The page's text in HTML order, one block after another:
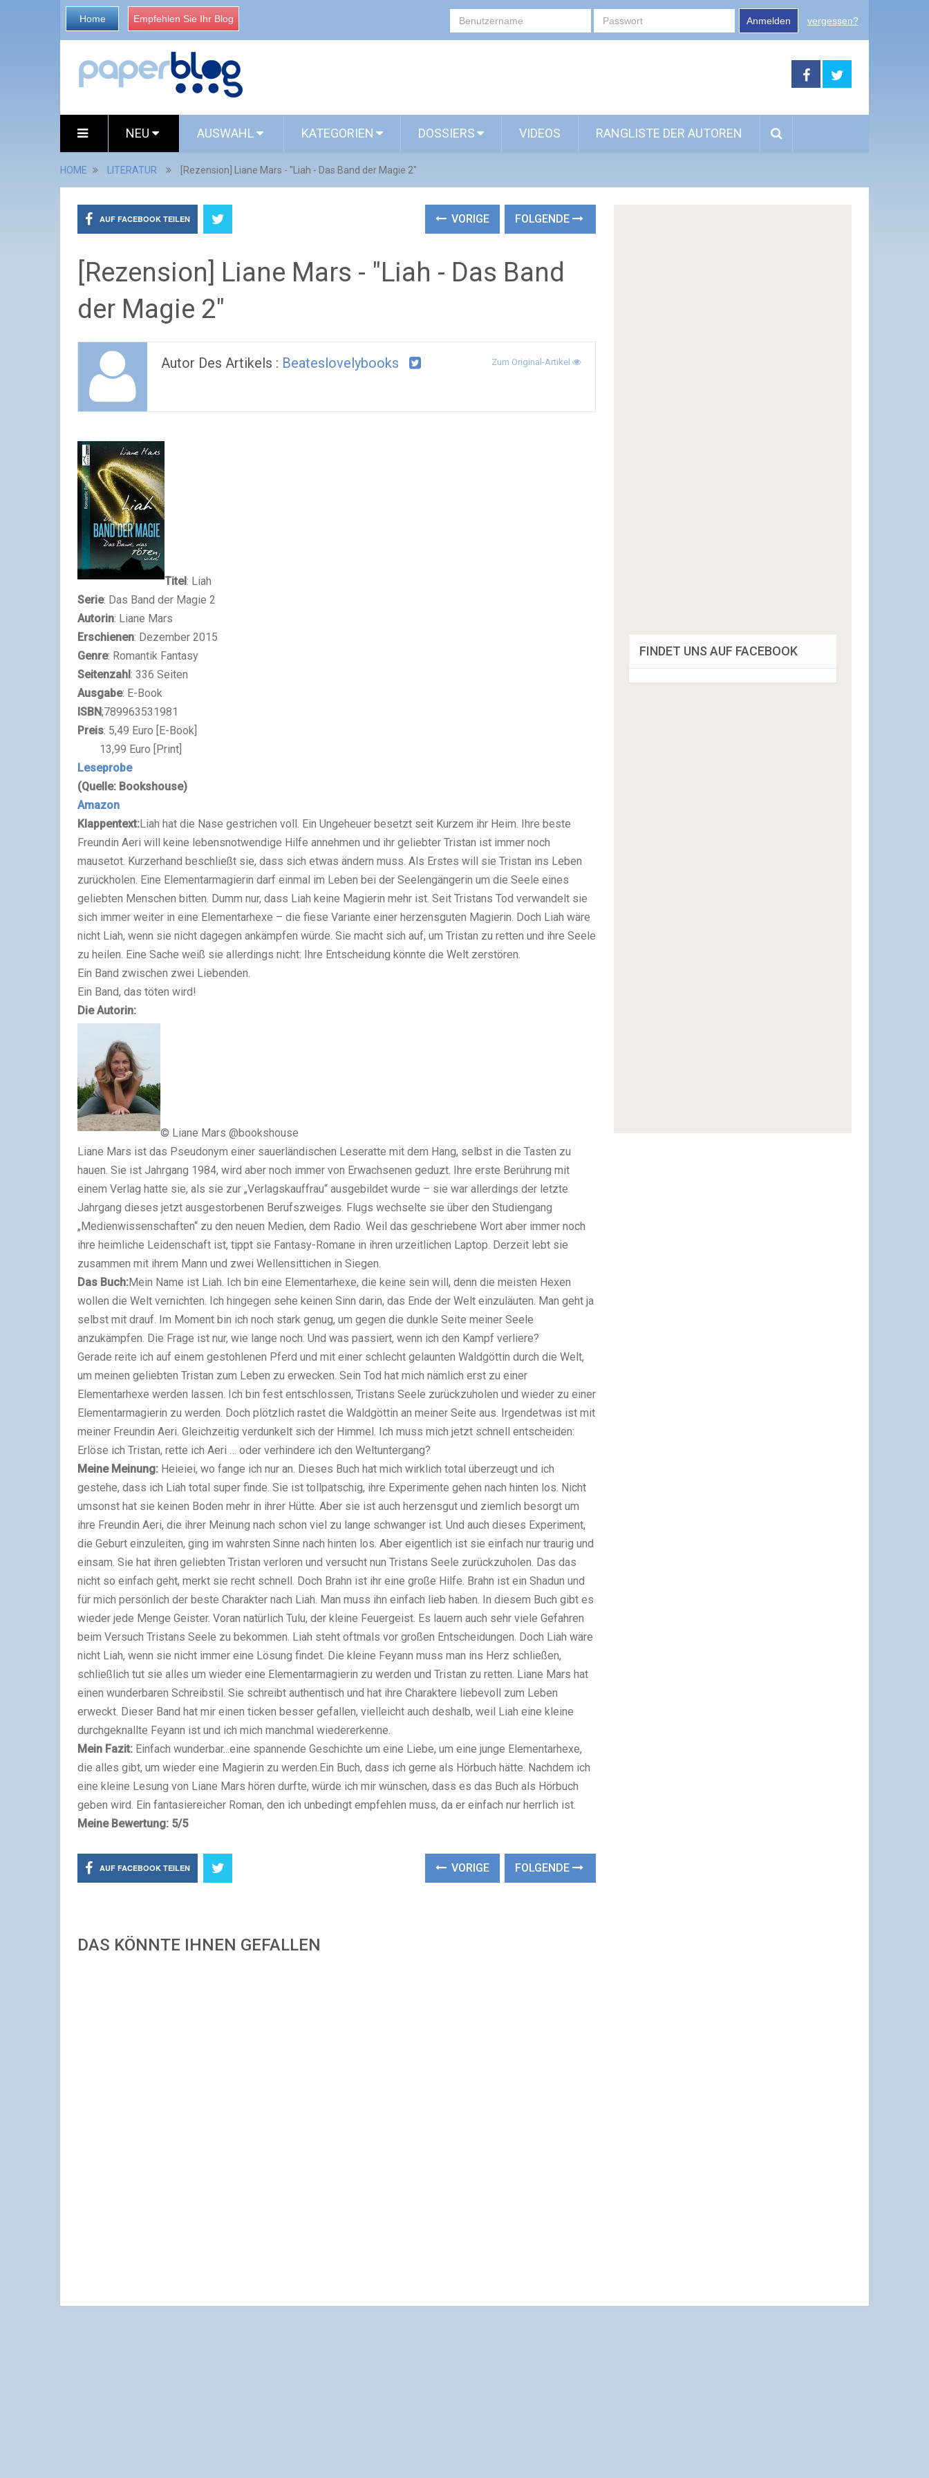
Home Empfehlen Sie Ihr Blog Anmelden vergessen?
NEU AUSWAHL KATEGORIEN DOSSIERS VIDEOS RANGLISTE DER AUTOREN
HOME LITERATUR [Rezension] Liane Mars - "Liah - Das Band der Magie 2"
AUF FACEBOOK TEILEN VORIGE FOLGENDE
[Rezension] Liane Mars - "Liah - Das Band
der Magie 2"
Autor Des Artikels : Beateslovelybooks Zum Original-Artikel
Titel: Liah
Serie: Das Band der Magie 2
Autorin: Liane Mars
Erschienen: Dezember 2015
Genre: Romantik Fantasy
Seitenzahl: 336 Seiten
Ausgabe: E-Book
ISBN;789963531981
Preis: 5,49 Euro [E-Book]
13,99 Euro [Print]
Leseprobe
(Quelle: Bookshouse)
Amazon
Klappentext:Liah hat die Nase gestrichen voll. Ein Ungeheuer besetzt seit Kurzem ihr Heim. Ihre beste
Freundin Aeri will keine lebensnotwendige Hilfe annehmen und ihr geliebter Tristan ist immer noch
mausetot. Kurzerhand beschließt sie, dass sich etwas ändern muss. Als Erstes will sie Tristan ins Leben
zurückholen. Eine Elementarmagierin darf einmal im Leben bei der Seelengängerin um die Seele eines
geliebten Menschen bitten. Dumm nur, dass Liah keine Magierin mehr ist. Seit Tristans Tod verwandelt sie
sich immer weiter in eine Elementarhexe – die fiese Variante einer herzensguten Magierin. Doch Liah wäre
nicht Liah, wenn sie nicht dagegen ankämpfen würde. Sie macht sich auf, um Tristan zu retten und ihre Seele
zu heilen. Eine Sache weiß sie allerdings nicht: Ihre Entscheidung könnte die Welt zerstören.
Ein Band zwischen zwei Liebenden.
Ein Band, das töten wird!
Die Autorin:
© Liane Mars @bookshouse
Liane Mars ist das Pseudonym einer sauerländischen Leseratte mit dem Hang, selbst in die Tasten zu
hauen. Sie ist Jahrgang 1984, wird aber noch immer von Erwachsenen geduzt. Ihre erste Berührung mit
einem Verlag hatte sie, als sie zur „Verlagskauffrau“ ausgebildet wurde – sie war allerdings der letzte
Jahrgang dieses jetzt ausgestorbenen Berufszweiges. Flugs wechselte sie über den Studiengang
„Medienwissenschaften“ zu den neuen Medien, dem Radio. Weil das geschriebene Wort aber immer noch
ihre heimliche Leidenschaft ist, tippt sie Fantasy-Romane in ihren urzeitlichen Laptop. Derzeit lebt sie
zusammen mit ihrem Mann und zwei Wellensittichen in Siegen.
Das Buch:Mein Name ist Liah. Ich bin eine Elementarhexe, die keine sein will, denn die meisten Hexen
wollen die Welt vernichten. Ich hingegen sehe keinen Sinn darin, das Ende der Welt einzuläuten. Man geht ja
selbst mit drauf. Im Moment bin ich noch stark genug, um gegen die dunkle Seite meiner Seele
anzukämpfen. Die Frage ist nur, wie lange noch. Und was passiert, wenn ich den Kampf verliere?
Gerade reite ich auf einem gestohlenen Pferd und mit einer schlecht gelaunten Waldgöttin durch die Welt,
um meinen geliebten Tristan zum Leben zu erwecken. Sein Tod hat mich nämlich erst zu einer
Elementarhexe werden lassen. Ich bin fest entschlossen, Tristans Seele zurückzuholen und wieder zu einer
Elementarmagierin zu werden. Doch plötzlich rastet die Waldgöttin an meiner Seite aus. Irgendetwas ist mit
meiner Freundin Aeri. Gleichzeitig verdunkelt sich der Himmel. Ich muss mich jetzt schnell entscheiden:
Erlöse ich Tristan, rette ich Aeri … oder verhindere ich den Weltuntergang?
Meine Meinung: Heieiei, wo fange ich nur an. Dieses Buch hat mich wirklich total überzeugt und ich
gestehe, dass ich Liah total super finde. Sie ist tollpatschig, ihre Experimente gehen nach hinten los. Nicht
umsonst hat sie keinen Boden mehr in ihrer Hütte. Aber sie ist auch herzensgut und ziemlich besorgt um
ihre Freundin Aeri, die ihrer Meinung nach schon viel zu lange schwanger ist. Und auch dieses Experiment,
die Geburt einzuleiten, ging im wahrsten Sinne nach hinten los. Aber eigentlich ist sie einfach nur traurig und
einsam. Sie hat ihren geliebten Tristan verloren und versucht nun Tristans Seele zurückzuholen. Das das
nicht so einfach geht, merkt sie recht schnell. Doch Brahn ist ihr eine große Hilfe. Brahn ist ein Shadun und
für mich persönlich der beste Charakter nach Liah. Man muss ihn einfach lieb haben. In diesem Buch gibt es
wieder jede Menge Geister. Voran natürlich Tulu, der kleine Feuergeist. Es lauern auch sehr viele Gefahren
beim Versuch Tristans Seele zu bekommen. Liah steht oftmals vor großen Entscheidungen. Doch Liah wäre
nicht Liah, wenn sie nicht immer eine Lösung findet. Die kleine Feyann muss man ins Herz schließen,
schließlich tut sie alles um wieder eine Elementarmagierin zu werden und Tristan zu retten. Liane Mars hat
einen wunderbaren Schreibstil. Sie schreibt authentisch und hat ihre Charaktere liebevoll zum Leben
erweckt. Dieser Band hat mir einen ticken besser gefallen, vielleicht auch deshalb, weil Liah eine kleine
durchgeknallte Feyann ist und ich mich manchmal wiedererkenne.
Mein Fazit: Einfach wunderbar...eine spannende Geschichte um eine Liebe, um eine junge Elementarhexe,
die alles gibt, um wieder eine Magierin zu werden.Ein Buch, dass ich gerne als Hörbuch hätte. Nachdem ich
eine kleine Lesung von Liane Mars hören durfte, würde ich mir wünschen, dass es das Buch als Hörbuch
geben wird. Ein fantasiereicher Roman, den ich unbedingt empfehlen muss, da er einfach nur herrlich ist.
Meine Bewertung: 5/5
AUF FACEBOOK TEILEN VORIGE FOLGENDE
DAS KÖNNTE IHNEN GEFALLEN
FINDET UNS AUF FACEBOOK